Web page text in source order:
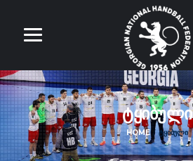
ᲢᲧᲘᲑᲣᲚᲘ
HOME ᲢᲧᲘᲑᲣᲚᲘ